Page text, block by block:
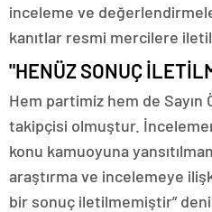
inceleme ve
kanıtlar resmi mercilere
"HENÜZ SONUÇ
Hem partimiz hem de Sayın
takipçisi olmuştur.
konu kamuoyuna
araştırma ve incelemeye
bir sonuç iletilmemiştir”